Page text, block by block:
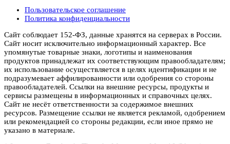
Пользовательское соглашение
Политика конфиденциальности
Сайт соблюдает 152-ФЗ, данные хранятся на серверах в России.
Сайт носит исключительно информационный характер. Все
упомянутые товарные знаки, логотипы и наименования
продуктов принадлежат их соответствующим правообладателям;
их использование осуществляется в целях идентификации и не
подразумевает аффилированности или одобрения со стороны
правообладателей. Ссылки на внешние ресурсы, продукты и
сервисы размещены в информационных и справочных целях.
Сайт не несёт ответственности за содержимое внешних
ресурсов. Размещение ссылки не является рекламой, одобрением
или рекомендацией со стороны редакции, если иное прямо не
указано в материале.